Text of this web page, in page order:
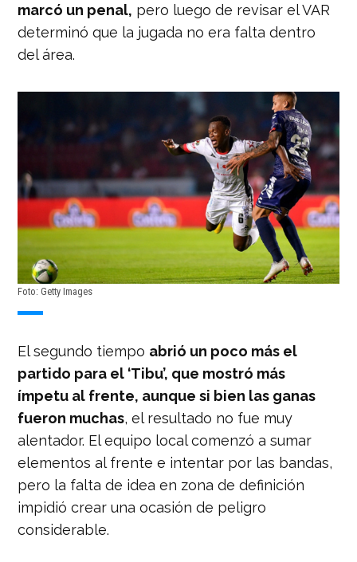
marcó un penal, pero luego de revisar el VAR
determinó que la jugada no era falta dentro
del área.
Foto: Getty Images
El segundo tiempo abrió un poco más el
partido para el ‘Tibu’, que mostró más
ímpetu al frente, aunque si bien las ganas
fueron muchas, el resultado no fue muy
alentador. El equipo local comenzó a sumar
elementos al frente e intentar por las bandas,
pero la falta de idea en zona de definición
impidió crear una ocasión de peligro
considerable.